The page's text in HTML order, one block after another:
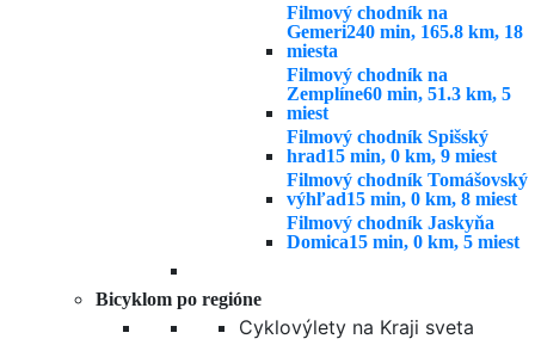
Filmový chodník na
Gemeri240 min, 165.8 km, 18
miesta
Filmový chodník na
Zemplíne60 min, 51.3 km, 5
miest
Filmový chodník Spišský
hrad15 min, 0 km, 9 miest
Filmový chodník Tomášovský
výhľad15 min, 0 km, 8 miest
Filmový chodník Jaskyňa
Domica15 min, 0 km, 5 miest
Bicyklom po regióne
Cyklovýlety na Kraji sveta